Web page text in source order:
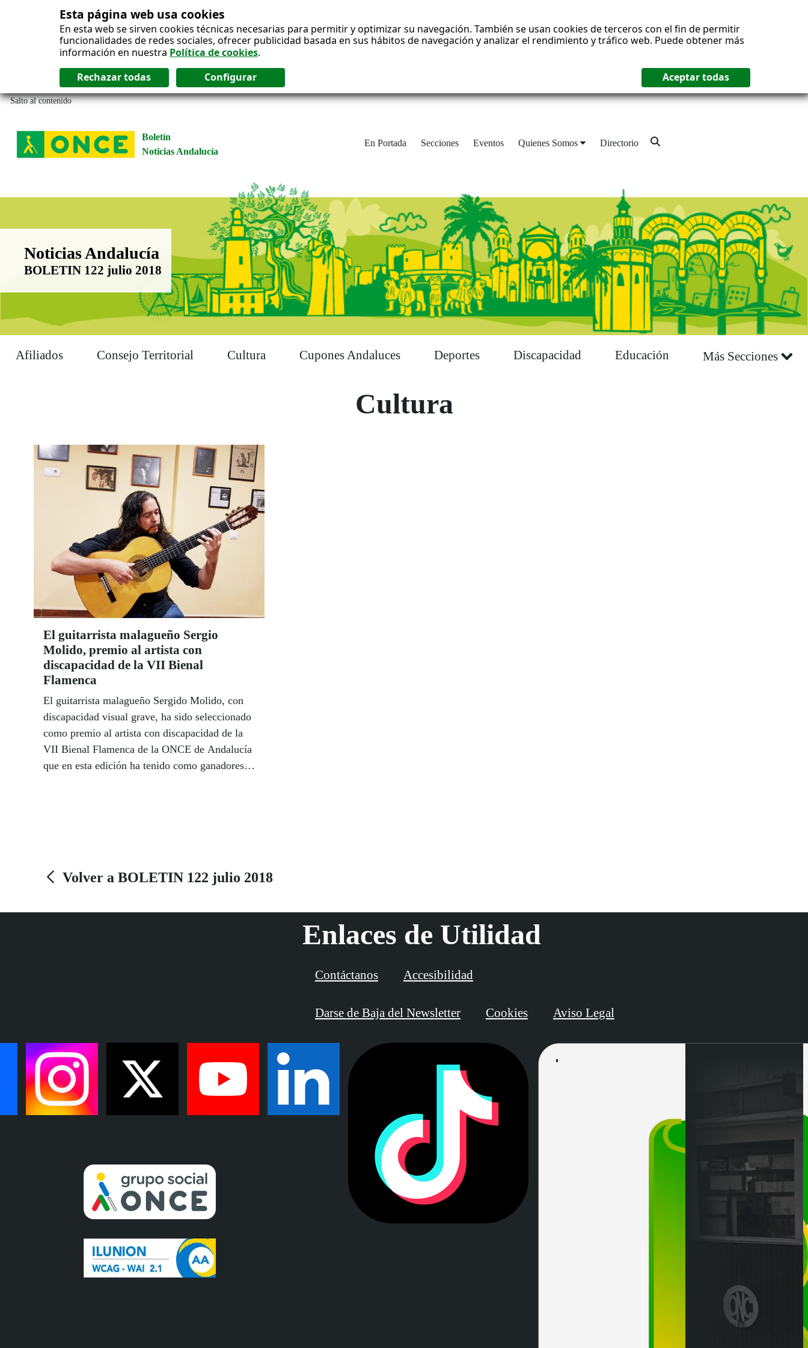
Esta página web usa cookies
En esta web se sirven cookies técnicas necesarias para permitir y optimizar su navegación. También se usan cookies de terceros con el fin de permitir
funcionalidades de redes sociales, ofrecer publicidad basada en sus hábitos de navegación y analizar el rendimiento y tráfico web. Puede obtener más
información en nuestra Política de cookies.
Salto al contenido
Boletín
Noticias Andalucía
En Portada Secciones Eventos Quienes Somos Directorio
Boletín Noticias Andalucía
Noticias Andalucía
BOLETIN 122 julio 2018
Afiliados Consejo Territorial Cultura Cupones Andaluces Deportes Discapacidad Educación Más Secciones
Cultura
El guitarrista malagueño Sergio
Molido, premio al artista con
discapacidad de la VII Bienal
Flamenca
El guitarrista malagueño Sergido Molido, con
discapacidad visual grave, ha sido seleccionado
como premio al artista con discapacidad de la
VII Bienal Flamenca de la ONCE de Andalucía
que en esta edición ha tenido como ganadores a
del Flamenco.
Volver a BOLETIN 122 julio 2018
Enlaces de Utilidad
Contáctanos Accesibilidad
Darse de Baja del Newsletter Cookies Aviso Legal